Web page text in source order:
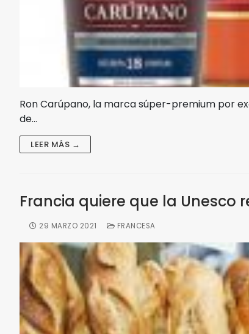
Ron Carúpano, la marca súper-premium por
de…
LEER MÁS →
Francia quiere que la
29 MARZO 2021 FRANCESA